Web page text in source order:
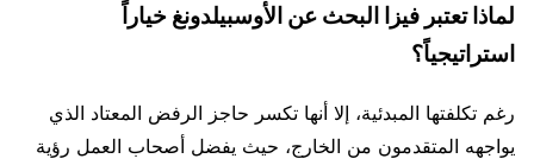
لماذا تعتبر فيزا البحث عن الأوسبيلدونغ خياراً
استراتيجياً؟
رغم تكلفتها المبدئية، إلا أنها تكسر حاجز الرفض المعتاد الذي
يواجهه المتقدمون من الخارج، حيث يفضل أصحاب العمل رؤية